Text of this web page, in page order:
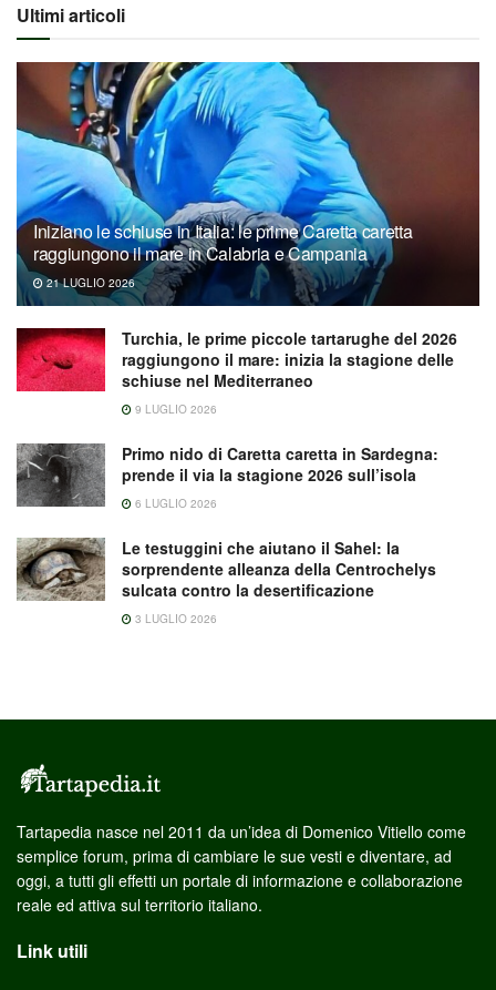
Ultimi articoli
Iniziano le schiuse in Italia: le prime Caretta caretta
raggiungono il mare in Calabria e Campania
21 LUGLIO 2026
Turchia, le prime piccole tartarughe del 2026
raggiungono il mare: inizia la stagione delle
schiuse nel Mediterraneo
9 LUGLIO 2026
Primo nido di Caretta caretta in Sardegna:
prende il via la stagione 2026 sull’isola
6 LUGLIO 2026
Le testuggini che aiutano il Sahel: la
sorprendente alleanza della Centrochelys
sulcata contro la desertificazione
3 LUGLIO 2026
Tartapedia nasce nel 2011 da un’idea di Domenico Vitiello come
semplice forum, prima di cambiare le sue vesti e diventare, ad
oggi, a tutti gli effetti un portale di informazione e collaborazione
reale ed attiva sul territorio italiano.
Link utili